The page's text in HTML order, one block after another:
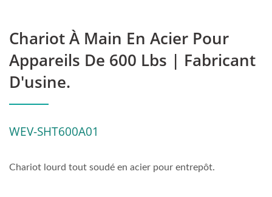
Chariot À Main En Acier Pour
Appareils De 600 Lbs | Fabricant
D'usine.
WEV-SHT600A01
Chariot lourd tout soudé en acier pour entrepôt.